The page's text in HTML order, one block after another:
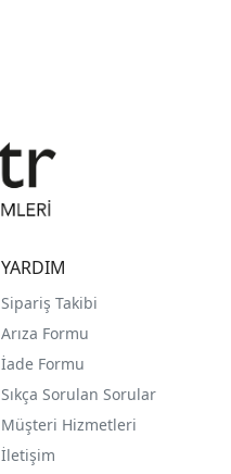
YARDIM
Sipariş Takibi
Arıza Formu
İade Formu
Sıkça Sorulan Sorular
Müşteri Hizmetleri
İletişim